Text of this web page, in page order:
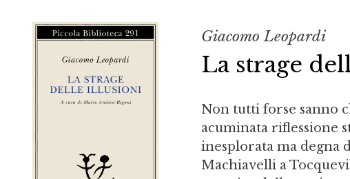
Giacomo Leopardi
La strage
Non tutti forse sanno
acuminata riflessione
inesplorata ma degna
Machiavelli a